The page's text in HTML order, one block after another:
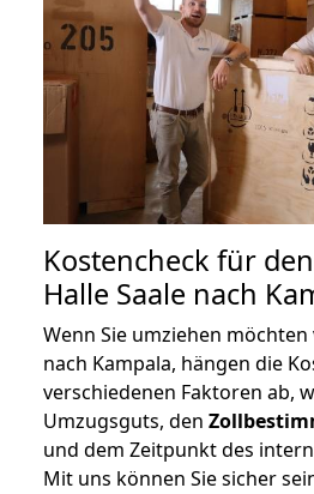
Kostencheck für
Halle Saale nach
Wenn Sie umziehen möchten
nach Kampala, hängen die
verschiedenen Faktoren ab,
Umzugsguts, den
und dem Zeitpunkt des
Mit uns können Sie sicher